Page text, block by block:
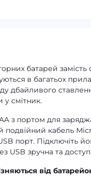
батарей
в багатьох
дбайливого
смітник.
з портом для
подвійний кабель
порт. Підключіть
USB зручна та
від